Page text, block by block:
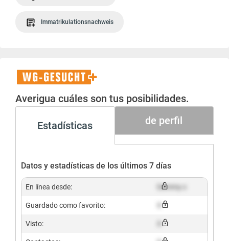
Immatrikulationsnachweis
WG-
Gesucht+
Averigua cuáles son tus posibilidades.
Estadísticas de perfil
Datos y estadísticas de los últimos 7 días
En línea desde: Dummy x
Guardado como favorito:
Visto: